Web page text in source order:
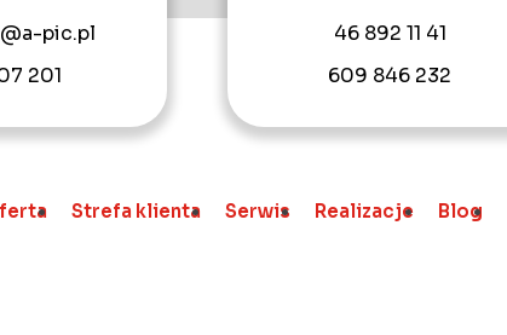
pic.pl
201
46 892 11 41
609 846 232
Strefa klienta Serwis Realizacje Blog